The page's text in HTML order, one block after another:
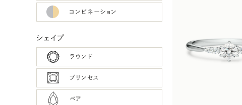
コンビネーション
シェイプ
ラウンド
プリンセス
ペア